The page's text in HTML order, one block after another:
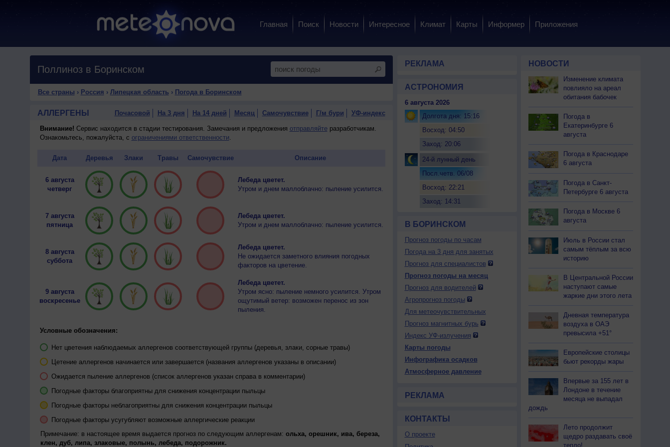
Главная Поиск Новости Интересное Климат Карты Информер Приложения
Поллиноз в Боринском
Все страны › Россия › Липецкая область › Погода в Боринском
АЛЛЕРГЕНЫ Почасовой На 3 дня На 14 дней Месяц Самочувствие Г/м бури УФ-индекс
Внимание! Сервис находится в стадии тестирования. Замечания и предложения отправляйтеразработчикам.
Ознакомьтесь, пожалуйста, с ограничениями ответственности.
Дата Деревья Злаки Травы Самочувствие Описание
6 августа
четверг
Лебеда цветет.
Утром и днем маллоблачно: пыление усилится.
7 августа
пятница
Лебеда цветет.
Утром и днем маллоблачно: пыление усилится.
8 августа
суббота
Лебеда цветет.
Не ожидается заметного влияния погодных
факторов на цветение.
9 августа
воскресенье
Лебеда цветет.
Утром ясно: пыление немного усилится. Утром
ощутимый ветер: возможен перенос из зон
пыления.
Условные обозначения:
Нет цветения наблюдаемых аллергенов соответствующей группы (деревья, злаки, сорные травы)
Цетение аллергенов начинается или завершается (названия аллергенов указаны в описании)
Ожидается пыление аллергенов (список аллергенов указан справа в комментарии)
Погодные факторы благоприятны для снижения концентрации пыльцы
Погодные факторы неблагоприятны для снижения концентрации пыльцы
Погодные факторы усугубляют возможные аллергические реакции
Примечание: в настоящее время выдается прогноз по следующим аллергенам: ольха, орешник, ива, береза,
клен, дуб, липа, злаковые, полынь, лебеда, подорожник.
РЕКЛАМА
АСТРОНОМИЯ
6 августа 2026
Долгота дня: 15:16
Восход: 04:50
Заход: 20:06
24-й лунный день
Посл.четв. 06/08
Восход: 22:21
Заход: 14:31
В БОРИНСКОМ
Прогноз погоды по часам
Погода на 3 дня для занятых
Прогноз для специалистов
Прогноз погоды на месяц
Прогноз для водителей
Агропрогноз погоды
Для метеочувствительных
Прогноз магнитных бурь
Индекс УФ-излучения
Карты погоды
Инфографика осадков
Атмосферное давление
РЕКЛАМА
КОНТАКТЫ
О проекте
НОВОСТИ
Изменение климата
повлияло на ареал
обитания бабочек
Погода в
Екатеринбурге 6
августа
Погода в Краснодаре
6 августа
Погода в Санкт-
Петербурге 6 августа
Погода в Москве 6
августа
Июль в России стал
самым тёплым за всю
историю
В Центральной России
наступают самые
жаркие дни этого лета
Дневная температура
воздуха в ОАЭ
превысила +51°
Европейские столицы
бьют рекорды жары
Впервые за 155 лет в
Лондоне в течение
месяца не выпадал
дождь
Лето продолжит
щедро раздавать своё
тепло!